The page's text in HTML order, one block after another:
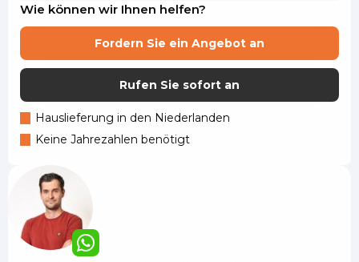
Wie können wir Ihnen helfen?
Fordern Sie ein Angebot an
Rufen Sie sofort an
Hauslieferung in den Niederlanden
Keine Jahrezahlen benötigt